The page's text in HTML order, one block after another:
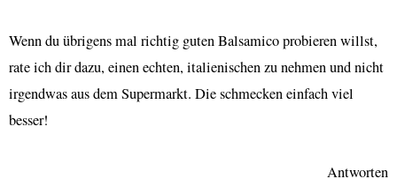
Wenn du übrigens mal richtig guten Balsamico probieren willst,
rate ich dir dazu, einen echten, italienischen zu nehmen und nicht
irgendwas aus dem Supermarkt. Die schmecken einfach viel
besser!
Antworten